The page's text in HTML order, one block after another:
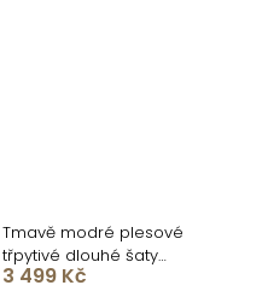
Tmavě modré plesové
třpytivé dlouhé šaty
RAVELLE s rozparkem
3 499 Kč